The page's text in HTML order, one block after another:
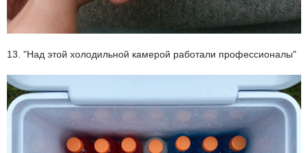
13. "Над этой холодильной камерой работали профессионалы"